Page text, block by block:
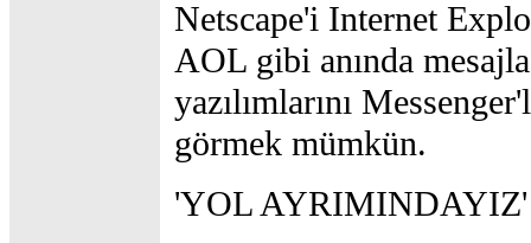
Netscape'i Internet
AOL gibi anında
yazılımlarını
görmek mümkün.
'YOL AYRIMINDAYIZ'